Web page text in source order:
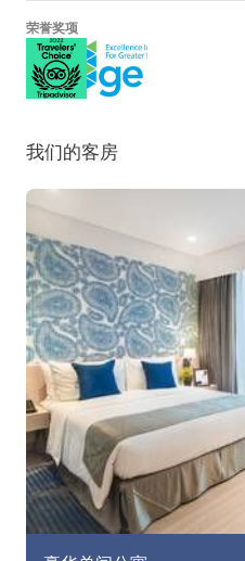
荣誉奖项
我们的客房